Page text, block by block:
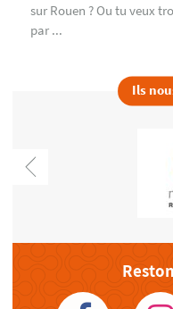
sur Rouen ? Ou tu veux
par ...
Ils